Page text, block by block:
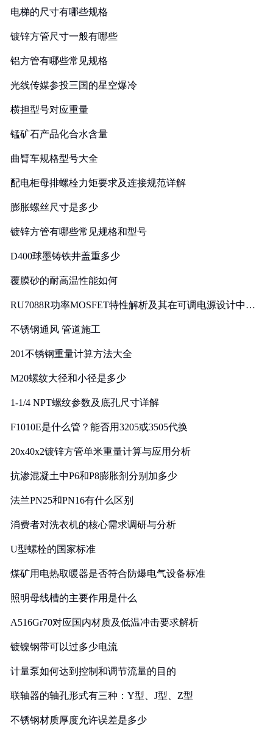
电梯的尺寸有哪些规格
镀锌方管尺寸一般有哪些
铝方管有哪些常见规格
光线传媒参投三国的星空爆冷
横担型号对应重量
锰矿石产品化合水含量
曲臂车规格型号大全
配电柜母排螺栓力矩要求及连接规范详解
膨胀螺丝尺寸是多少
镀锌方管有哪些常见规格和型号
D400球墨铸铁井盖重多少
覆膜砂的耐高温性能如何
RU7088R功率MOSFET特性解析及其在可调电源设计中的
不锈钢通风 管道施工
201不锈钢重量计算方法大全
M20螺纹大径和小径是多少
1-1/4 NPT螺纹参数及底孔尺寸详解
F1010E是什么管？能否用3205或3505代换
20x40x2镀锌方管单米重量计算与应用分析
抗渗混凝土中P6和P8膨胀剂分别加多少
法兰PN25和PN16有什么区别
消费者对洗衣机的核心需求调研与分析
U型螺栓的国家标准
煤矿用电热取暖器是否符合防爆电气设备标准
照明母线槽的主要作用是什么
A516Gr70对应国内材质及低温冲击要求解析
镀镍钢带可以过多少电流
计量泵如何达到控制和调节流量的目的
联轴器的轴孔形式有三种：Y型、J型、Z型
不锈钢材质厚度允许误差是多少